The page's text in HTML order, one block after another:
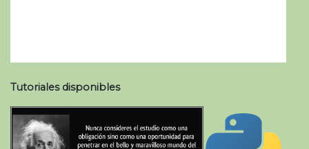
Tutoriales disponibles